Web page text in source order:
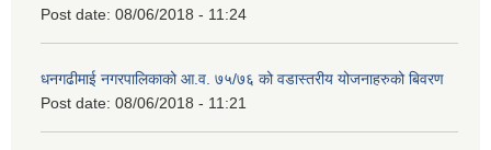
Post date: 08/06/2018 - 11:24
धनगढीमाई नगरपालिकाको आ.व. ७५/७६ को वडास्तरीय योजनाहरुको बिवरण
Post date: 08/06/2018 - 11:21